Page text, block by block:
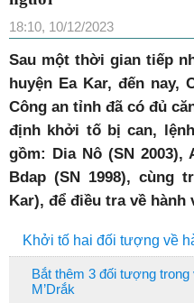
18:10, 10/12/2023
Sau một thời gian tiếp
huyện Ea Kar, đến nay,
Công an tỉnh đã có đủ
định khởi tố bị can,
gồm: Dia Nô (SN 2003),
Bdap (SN 1998), cùng
Kar), để điều tra về
Khởi tố hai đối tượng về
Bắt thêm 3 đối tượng
M’Drắk